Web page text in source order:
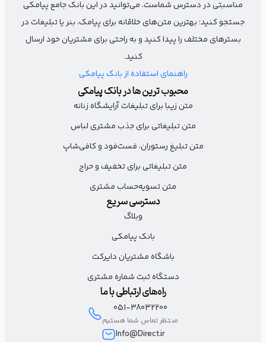
ویژگی‌ها را در متن تبلیغ کیف و کفش خود بگنجانید تا مشتریان به
سرعت با مزیت‌های فروشگاه شما آشنا شوند و انگیزه خرید پیدا کنند.
طرح از شما = تولید کیف و کفش از ما
اجرای طرح‌های اختصاصی روی کیف و کفش شما
با بهترین متریال و قیمت
برای دیدن نمونه کارها و ثبت سفارش از پیج ما دیدن
(لینک اینستاگرام)
یک متن برای تبلیغات کیف یا یک متن برای تبلیغ کفش باید جذاب و
کاملا با سبک و سلیقه مشتریان شما هماهنگ باشد. پس در نوشتن
متن تبلیغ کیف زنانه و یا پیدا کردن نمونه متن تبلیغاتی کیف و کفش
از کلمات خلاقانه و مثبت کسب و کار خود استفاده کنید تا پیامک‌ها
حرفه‌ای‌تر و تاثیرگذارتر باشد و مشتری را به خرید ترغیب کند.
مناسبتی در دسترس شماست. می‌توانید در این بانک جامع پیامکی
جستجو کنید؛ بهترین متن‌های خلاقانه برای پیامک، بنر یا تبلیغات در
بسترهای مختلف را پیدا کنید و به راحتی برای مشتریان خود ارسال
کنید.
راهنمای استفاده از بانک پیامکی
محبوب ترین ها در بانک پیامکی
متن زیبا برای تبلیغات آرایشگاه زنانه
متن تبلیغاتی برای جذب مشتری لباس
متن تبلیغ رستوران، فست‌فود و کافی‌شاپ
متن تبلیغاتی برای تخفیف و حراج
متن تسویه‌حساب مشتری
دسترسی سریع
وبلاگ
بانک پیامکی
باشگاه مشتریان دایرکت
دستگاه ثبت شماره مشتری
راه‌های ارتباطی با ما
051-38032200
منتظر تماس شما هستیم
Info@Direct.ir